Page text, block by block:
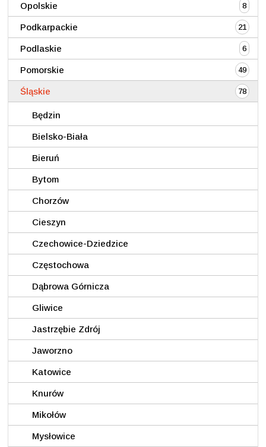
Opolskie 8
Podkarpackie 21
Podlaskie 6
Pomorskie 49
Śląskie 78
Będzin
Bielsko-Biała
Bieruń
Bytom
Chorzów
Cieszyn
Czechowice-Dziedzice
Częstochowa
Dąbrowa Górnicza
Gliwice
Jastrzębie Zdrój
Jaworzno
Katowice
Knurów
Mikołów
Mysłowice